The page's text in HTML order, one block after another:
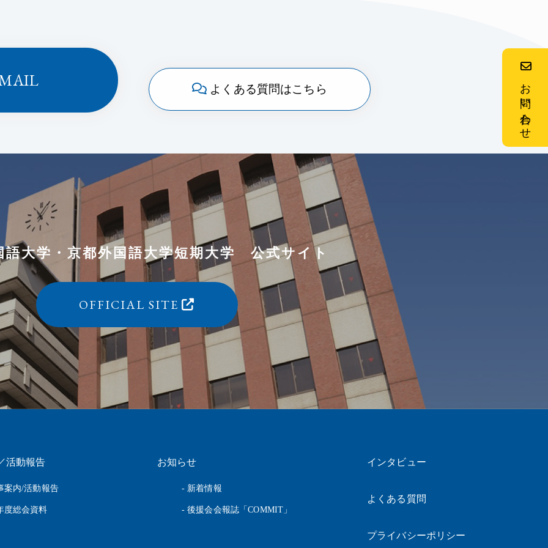
お問い合わせ
よくある質問はこちら
語大学 ・ 京都外国語大学短期大学 公式サイト
OFFICIAL SITE
活動報告
案内/活動報告
度総会資料
お知らせ
- 新着情報
- 後援会会報誌「COMMIT」
インタビュー
よくある質問
プライバシーポリシー